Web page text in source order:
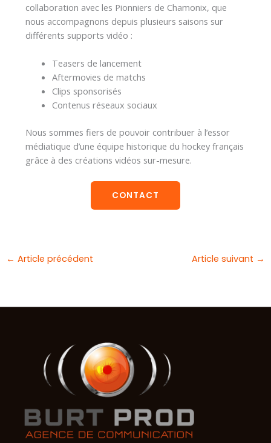
collaboration avec les Pionniers de Chamonix, que
nous accompagnons depuis plusieurs saisons sur
différents supports vidéo :
Teasers de lancement
Aftermovies de matchs
Clips sponsorisés
Contenus réseaux sociaux
Nous sommes fiers de pouvoir contribuer à l’essor
médiatique d’une équipe historique du hockey français
grâce à des créations vidéos sur-mesure.
CONTACT
← Article précédent Article suivant →